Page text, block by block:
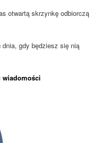
otwartą skrzynkę odbiorczą
gdy będziesz się nią
wiadomości